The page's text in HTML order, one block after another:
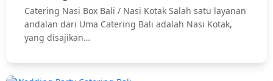
Catering Nasi Box Bali / Nasi Kotak Salah satu layanan
andalan dari Uma Catering Bali adalah Nasi Kotak,
yang disajikan…